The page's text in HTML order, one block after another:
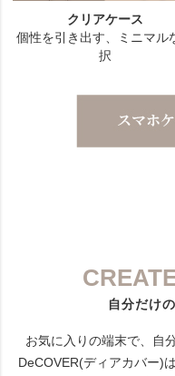
自分だけ
お気に入りの端末で、自
DeCOVER(ディアカバー)